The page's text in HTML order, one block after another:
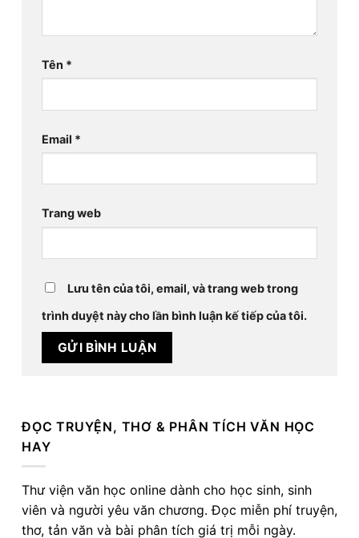
Tên *
Email *
Trang web
Lưu tên của tôi, email, và trang web trong
trình duyệt này cho lần bình luận kế tiếp của tôi.
ĐỌC TRUYỆN, THƠ & PHÂN TÍCH VĂN HỌC
HAY
Thư viện văn học online dành cho học sinh, sinh
viên và người yêu văn chương. Đọc miễn phí truyện,
thơ, tản văn và bài phân tích giá trị mỗi ngày.